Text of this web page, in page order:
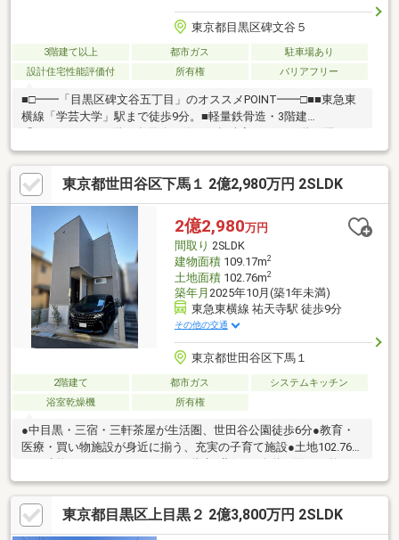
東京都目黒区碑文谷５
3階建て以上 都市ガス
駐車場あり
設計住宅性能評価付
所有権 バリアフリー
■□━━「目黒区碑文谷五丁目」のオススメPOINT━━□■■東急東
横線「学芸大学」駅まで徒歩9分。■軽量鉄骨造・3階建
「2LDK+S」。■1階に多用途で使える趣味室あり。■2階に配され
たLDKは約17.3帖の広さです。■ご家族を身近に感じられるリビン
グ階段や対面式キッチンが採用されています。■水回りが集約さ
れており、家事動線良好。■洗面所横に、約1.9帖の納戸あり。■1
台駐車可能です(車種制限有)。■周辺環境・セブンイレブン目黒鷹
番1丁目店まで徒歩3分(約180m)・イオンスタイル碑文谷まで徒歩
3分(約200m)・目黒区立鷹番小学校まで徒歩8分(約630m)
東京都世田谷区下馬１ 2億2,980万円 2SLDK
2億2,980万円
間取り 2SLDK
建物面積109.17m2
土地面積102.76m2
築年月 2025年10月(築1年未満)
東急東横線 祐天寺駅 徒歩9分
その他の交通
東京都世田谷区下馬１
2階建て 都市ガス
システムキッチン
浴室乾燥機
所有権
●中目黒・三宿・三軒茶屋が生活圏、世田谷公園徒歩6分●教育・
医療・買い物施設が身近に揃う、充実の子育て施設●土地102.76
地。大型車の車庫入れもスムーズ●LDK約20帖超、天井高約2.7m
の開放的な住空間●2階にリビングと水回りを集約。キッチン・洗
濯・収納・身支度など家事動線に配慮した設計●ファミリークロ
ーゼット、SIC等充実した収納●造作洗面台、対面式キッチン、フ
東京都目黒区上目黒２ 2億3,800万円 2SLDK